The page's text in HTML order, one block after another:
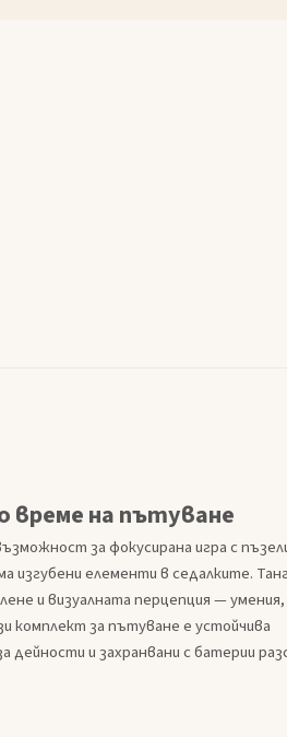
време на пътуване
за фокусирана игра с
изгубени елементи в седалките.
и визуалната перцепция — умения,
комплект за пътуване е устойчива
и захранвани с батерии